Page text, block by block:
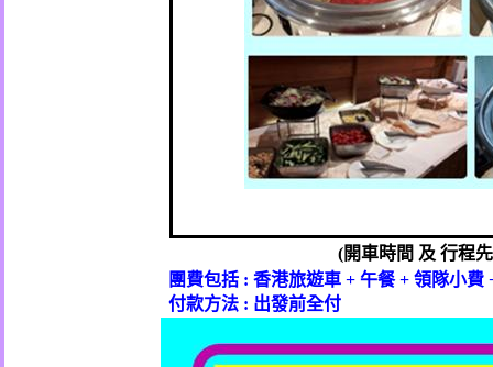
(開車時間 及 行程
團費包括 :香港旅遊車 +午餐+領隊小費
付款方法 : 出發前全付